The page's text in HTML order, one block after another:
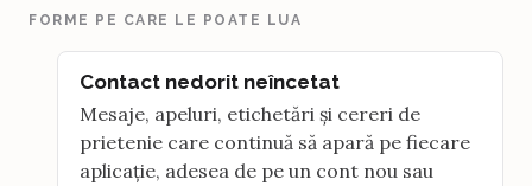
FORME PE CARE LE POATE LUA
Contact nedorit neîncetat
Mesaje, apeluri, etichetări și cereri de
prietenie care continuă să apară pe fiecare
aplicație, adesea de pe un cont nou sau